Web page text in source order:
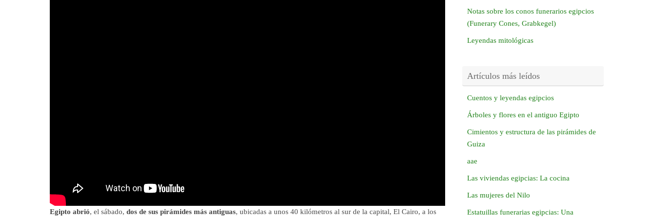
Egipto abrió, el sábado, dos de sus pirámides más antiguas, ubicadas a unos 40 kilómetros al sur de la capital, El Cairo, a los
Notas sobre los conos funerarios egipcios
(Funerary Cones, Grabkegel)
Leyendas mitológicas
Artículos más leídos
Cuentos y leyendas egipcios
Árboles y flores en el antiguo Egipto
Cimientos y estructura de las pirámides de
Guiza
aae
Las viviendas egipcias: La cocina
Las mujeres del Nilo
Estatuillas funerarias egipcias: Una